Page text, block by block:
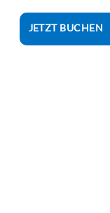
JETZT BUCHEN